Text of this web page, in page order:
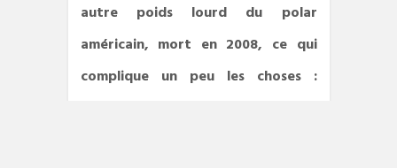
autre poids lourd du polar
américain, mort en 2008, ce qui
complique un peu les choses :